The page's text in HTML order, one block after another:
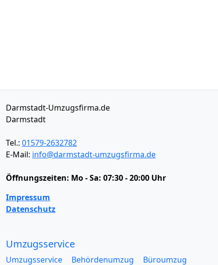
Darmstadt-Umzugsfirma.de
Darmstadt
Tel.: 01579-2632782
E-Mail: info@darmstadt-umzugsfirma.de
Öffnungszeiten: Mo - Sa: 07:30 - 20:00 Uhr
Impressum
Datenschutz
Umzugsservice
Umzugsservice Behördenumzug
Büroumzug